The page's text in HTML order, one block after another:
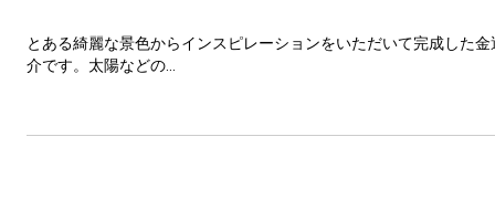
とある綺麗な景色からインスピレーションをいただいて完成した
介です。太陽などの...